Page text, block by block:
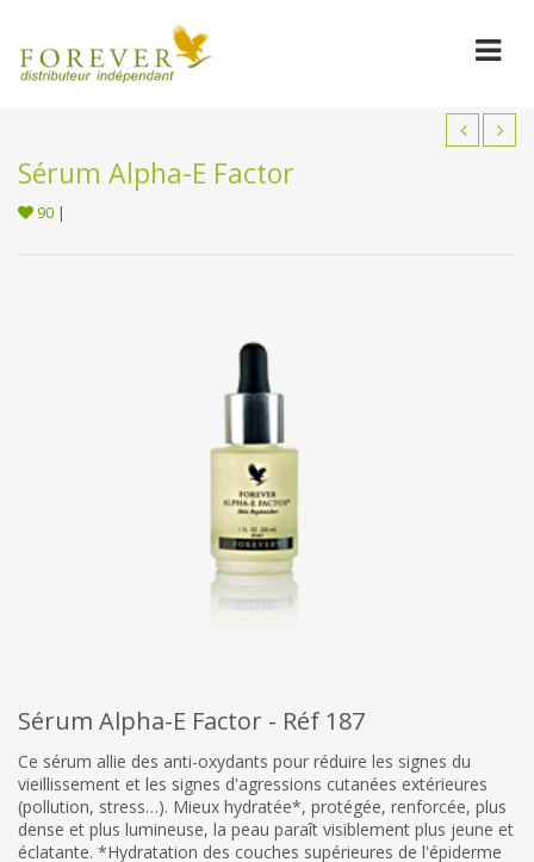
Sérum Alpha-E Factor
90 |
Sérum Alpha-E Factor - Réf 187
Ce sérum allie des anti-oxydants pour réduire les signes du
vieillissement et les signes d'agressions cutanées extérieures
(pollution, stress…). Mieux hydratée*, protégée, renforcée, plus
dense et plus lumineuse, la peau paraît visiblement plus jeune et
éclatante. *Hydratation des couches supérieures de l'épiderme